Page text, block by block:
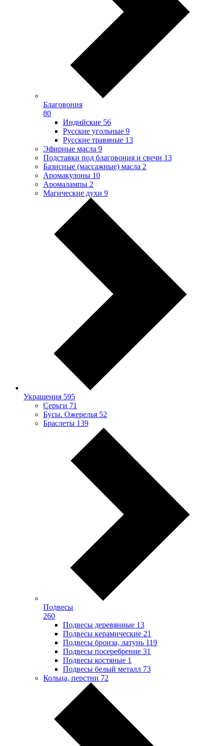
Благовония
80
Индийские 56
Русские угольные 9
Русские травяные 13
Эфирные масла 9
Подставки под благовония и свечи 13
Базисные (массажные) масла 2
Аромакулоны 10
Аромалампы 2
Магические духи 9
Украшения 595
Серьги 71
Бусы. Ожерелья 52
Браслеты 139
Подвесы
260
Подвесы деревянные 13
Подвесы керамические 21
Подвесы бронза, латунь 119
Подвесы посеребрение 31
Подвесы костяные 1
Подвесы белый металл 73
Кольца, перстни 72